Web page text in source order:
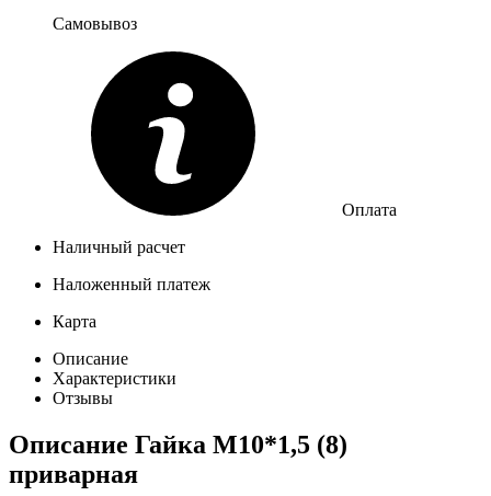
Самовывоз
Оплата
Наличный расчет
Наложенный платеж
Карта
Описание
Характеристики
Отзывы
Описание Гайка М10*1,5 (8)
приварная